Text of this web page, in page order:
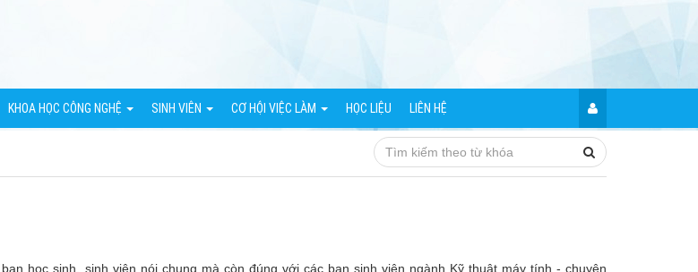
KHOA HỌC CÔNG NGHỆ SINH VIÊN CƠ HỘI VIỆC LÀM HỌC LIỆU LIÊN HỆ
học sinh, sinh viên nói chung mà còn đúng với các bạn sinh viên ngành Kỹ thuật máy tính - chuyên